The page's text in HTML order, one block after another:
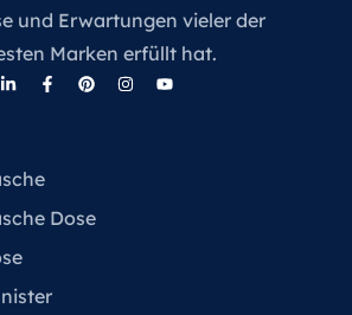
und Erwartungen vieler der
Marken erfüllt hat.
Dose